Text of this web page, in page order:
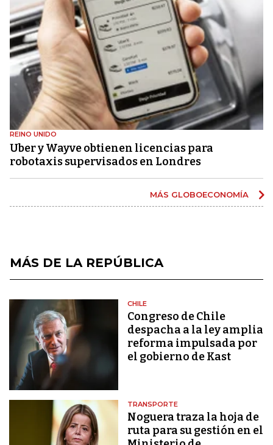
REINO UNIDO
Uber y Wayve obtienen licencias para
robotaxis supervisados ​​en Londres
MÁS GLOBOECONOMÍA
MÁS DE LA REPÚBLICA
CHILE
Congreso de Chile
despacha a la ley amplia
reforma impulsada por
el gobierno de Kast
TRANSPORTE
Noguera traza la hoja de
ruta para su gestión en el